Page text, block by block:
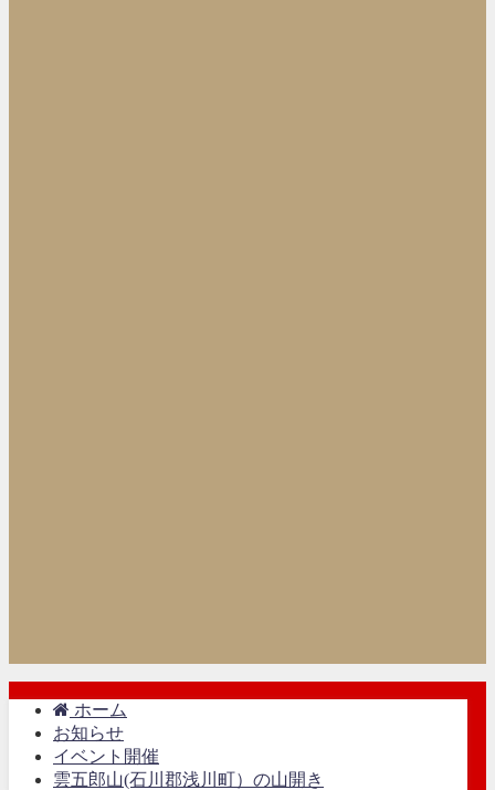
ホーム
お知らせ
イベント開催
雲五郎山(石川郡浅川町）の山開き